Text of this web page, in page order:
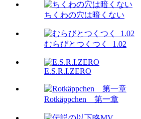
ちくわの穴は暗くない
むらびとつくつく_1.02
E.S.R.I.ZERO
Rotkäppchen 第一章